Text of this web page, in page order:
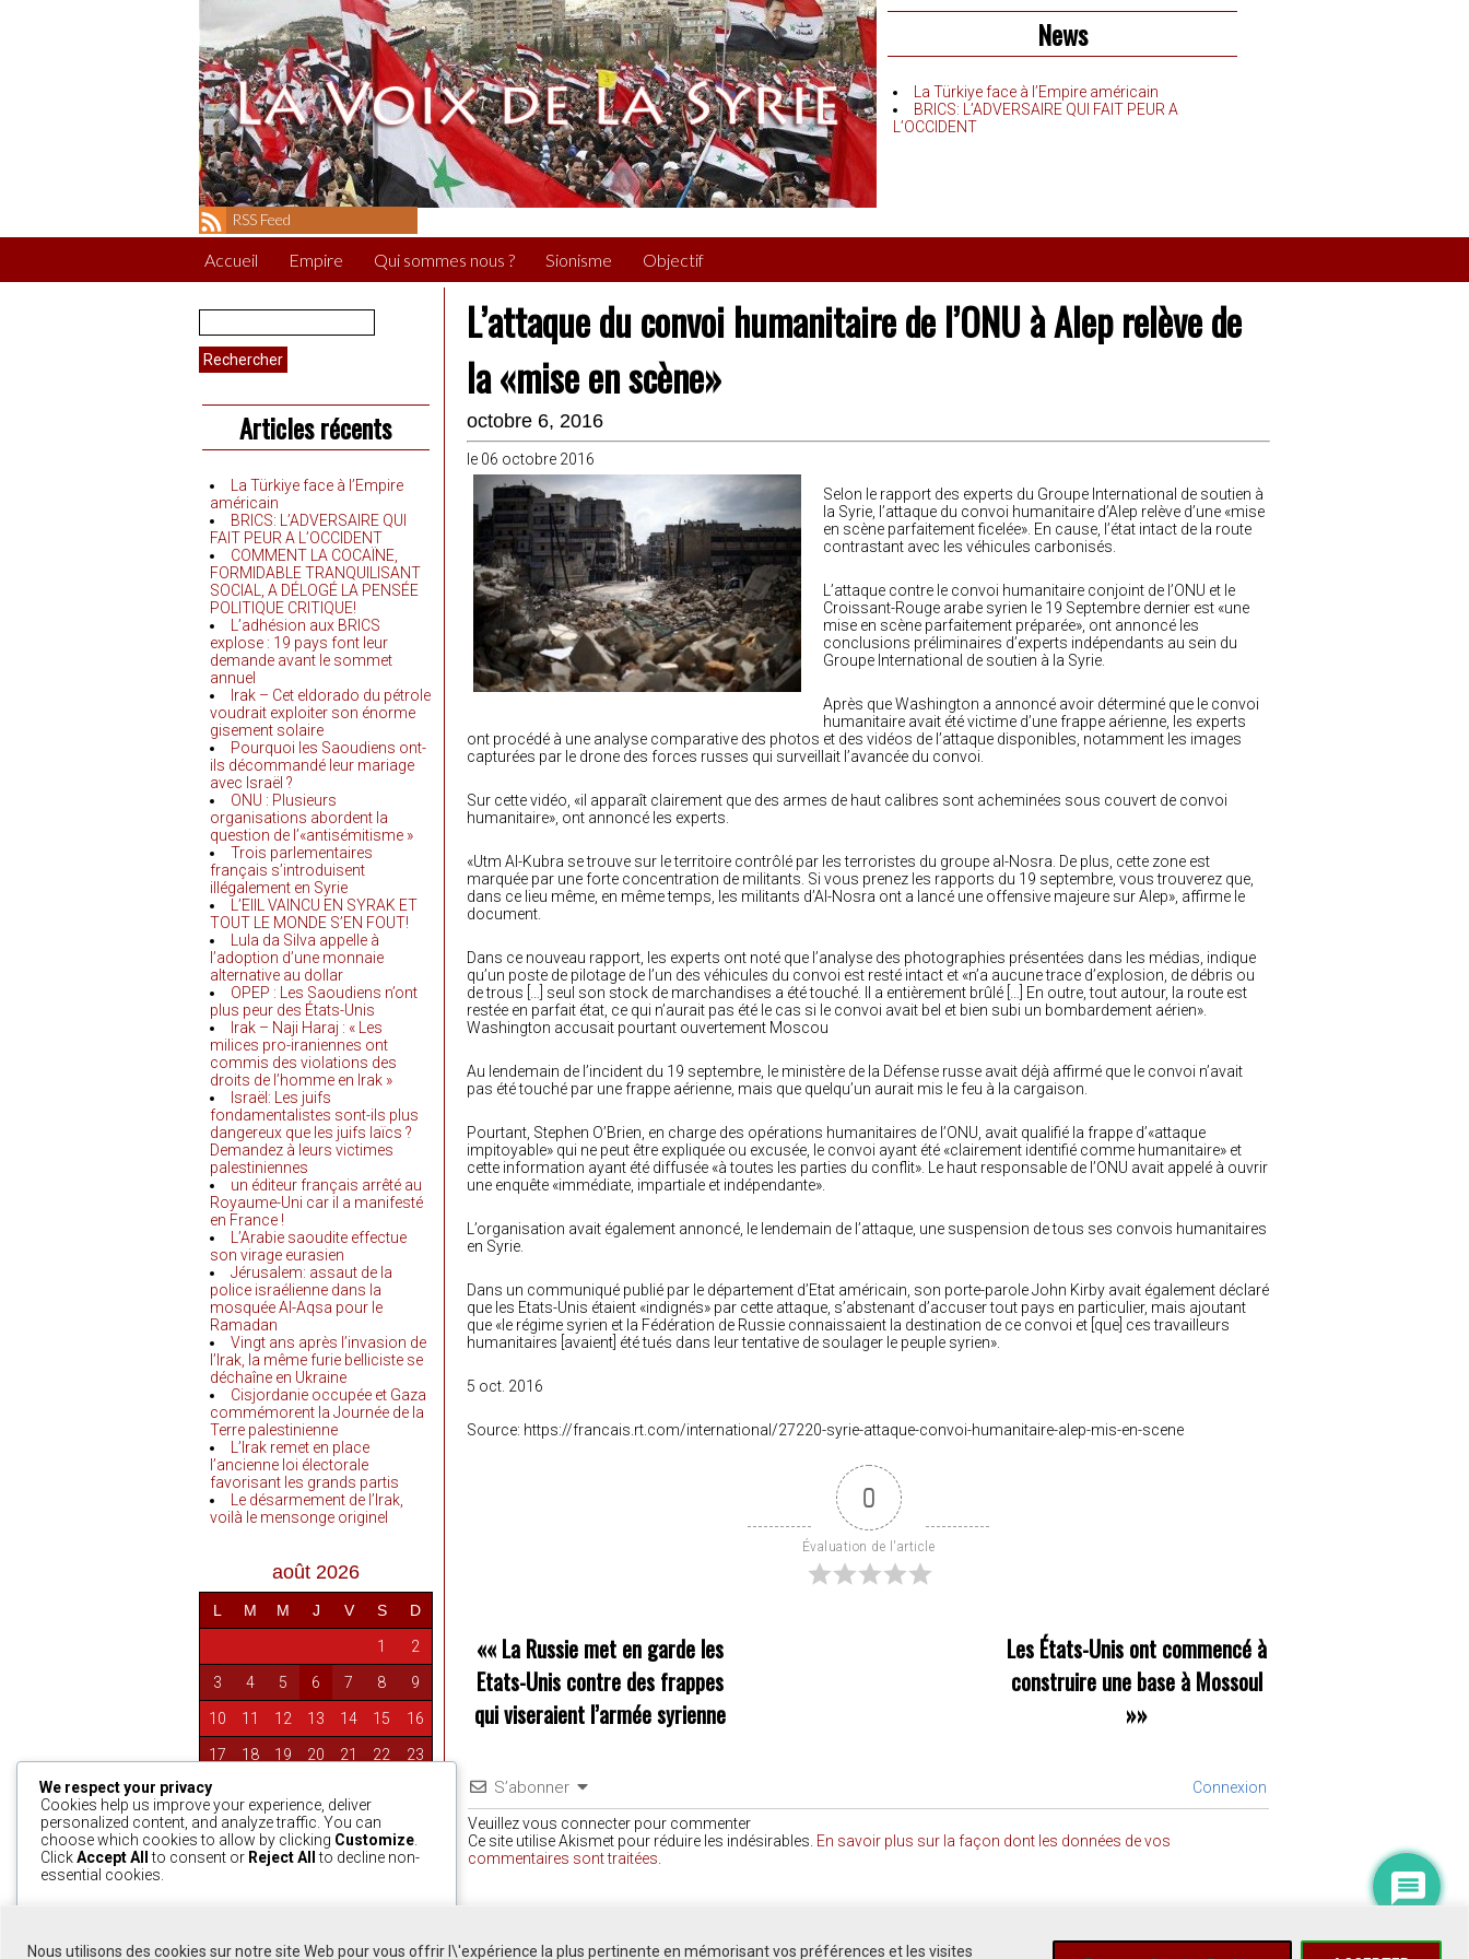
Nous utilisons des cookies sur notre site Web pour vous offrir l\'expérience la plus pertinente en mémorisant vos préférences et les visites
News
La Türkiye face à l’Empire américain
BRICS: L’ADVERSAIRE QUI FAIT PEUR A
L’OCCIDENT
RSS Feed
Accueil Empire Qui sommes nous ? Sionisme Objectif
Rechercher :
Articles récents
La Türkiye face à l’Empire
américain
BRICS: L’ADVERSAIRE QUI
FAIT PEUR A L’OCCIDENT
COMMENT LA COCAÏNE,
FORMIDABLE TRANQUILISANT
SOCIAL, A DÉLOGÉ LA PENSÉE
POLITIQUE CRITIQUE!
L’adhésion aux BRICS
explose : 19 pays font leur
demande avant le sommet
annuel
Irak – Cet eldorado du pétrole
voudrait exploiter son énorme
gisement solaire
Pourquoi les Saoudiens ont-
ils décommandé leur mariage
avec Israël ?
ONU : Plusieurs
organisations abordent la
question de l’«antisémitisme »
Trois parlementaires
français s’introduisent
illégalement en Syrie
L’EIIL VAINCU EN SYRAK ET
TOUT LE MONDE S’EN FOUT!
Lula da Silva appelle à
l’adoption d’une monnaie
alternative au dollar
OPEP : Les Saoudiens n’ont
plus peur des États-Unis
Irak – Naji Haraj : « Les
milices pro-iraniennes ont
commis des violations des
droits de l’homme en Irak »
Israël: Les juifs
fondamentalistes sont-ils plus
dangereux que les juifs laïcs ?
Demandez à leurs victimes
palestiniennes
un éditeur français arrêté au
Royaume-Uni car il a manifesté
en France !
L’Arabie saoudite effectue
son virage eurasien
Jérusalem: assaut de la
police israélienne dans la
mosquée Al-Aqsa pour le
Ramadan
Vingt ans après l’invasion de
l’Irak, la même furie belliciste se
déchaîne en Ukraine
Cisjordanie occupée et Gaza
commémorent la Journée de la
Terre palestinienne
L’Irak remet en place
l’ancienne loi électorale
favorisant les grands partis
Le désarmement de l’Irak,
voilà le mensonge originel
août 2026
L M M J V S D
1 2
3 4 5 6 7 8 9
10 11 12 13 14 15 16
17 18 19 20 21 22 23
24
31
L’attaque du convoi humanitaire de l’ONU à Alep relève de
la «mise en scène»
octobre 6, 2016
le 06 octobre 2016
Selon le rapport des experts du Groupe International de soutien à
la Syrie, l’attaque du convoi humanitaire d’Alep relève d’une «mise
en scène parfaitement ficelée». En cause, l’état intact de la route
contrastant avec les véhicules carbonisés.
L’attaque contre le convoi humanitaire conjoint de l’ONU et le
Croissant-Rouge arabe syrien le 19 Septembre dernier est «une
mise en scène parfaitement préparée», ont annoncé les
conclusions préliminaires d’experts indépendants au sein du
Groupe International de soutien à la Syrie.
Après que Washington a annoncé avoir déterminé que le convoi
humanitaire avait été victime d’une frappe aérienne, les experts
ont procédé à une analyse comparative des photos et des vidéos de l’attaque disponibles, notamment les images
capturées par le drone des forces russes qui surveillait l’avancée du convoi.
Sur cette vidéo, «il apparaît clairement que des armes de haut calibres sont acheminées sous couvert de convoi
humanitaire», ont annoncé les experts.
«Utm Al-Kubra se trouve sur le territoire contrôlé par les terroristes du groupe al-Nosra. De plus, cette zone est
marquée par une forte concentration de militants. Si vous prenez les rapports du 19 septembre, vous trouverez que,
dans ce lieu même, en même temps, les militants d’Al-Nosra ont a lancé une offensive majeure sur Alep», affirme le
document.
Dans ce nouveau rapport, les experts ont noté que l’analyse des photographies présentées dans les médias, indique
qu’un poste de pilotage de l’un des véhicules du convoi est resté intact et «n’a aucune trace d’explosion, de débris ou
de trous […] seul son stock de marchandises a été touché. Il a entièrement brûlé […] En outre, tout autour, la route est
restée en parfait état, ce qui n’aurait pas été le cas si le convoi avait bel et bien subi un bombardement aérien».
Washington accusait pourtant ouvertement Moscou
Au lendemain de l’incident du 19 septembre, le ministère de la Défense russe avait déjà affirmé que le convoi n’avait
pas été touché par une frappe aérienne, mais que quelqu’un aurait mis le feu à la cargaison.
Pourtant, Stephen O’Brien, en charge des opérations humanitaires de l’ONU, avait qualifié la frappe d’«attaque
impitoyable» qui ne peut être expliquée ou excusée, le convoi ayant été «clairement identifié comme humanitaire» et
cette information ayant été diffusée «à toutes les parties du conflit». Le haut responsable de l’ONU avait appelé à ouvrir
une enquête «immédiate, impartiale et indépendante».
L’organisation avait également annoncé, le lendemain de l’attaque, une suspension de tous ses convois humanitaires
en Syrie.
Dans un communiqué publié par le département d’Etat américain, son porte-parole John Kirby avait également déclaré
que les Etats-Unis étaient «indignés» par cette attaque, s’abstenant d’accuser tout pays en particulier, mais ajoutant
que «le régime syrien et la Fédération de Russie connaissaient la destination de ce convoi et [que] ces travailleurs
humanitaires [avaient] été tués dans leur tentative de soulager le peuple syrien».
5 oct. 2016
Source: https://francais.rt.com/international/27220-syrie-attaque-convoi-humanitaire-alep-mis-en-scene
0
Évaluation de l'article
«« La Russie met en garde les
Etats-Unis contre des frappes
qui viseraient l’armée syrienne
Les États-Unis ont commencé à
construire une base à Mossoul
»»
S’abonner Connexion
Veuillez vous connecter pour commenter
Ce site utilise Akismet pour réduire les indésirables. En savoir plus sur la façon dont les données de vos
commentaires sont traitées
We respect your privacy
Cookies help us improve your experience, deliver
personalized content, and analyze traffic. You can
choose which cookies to allow by clicking Customize
ClickAccept All to consent or Reject All
to decline non-
essential cookies.